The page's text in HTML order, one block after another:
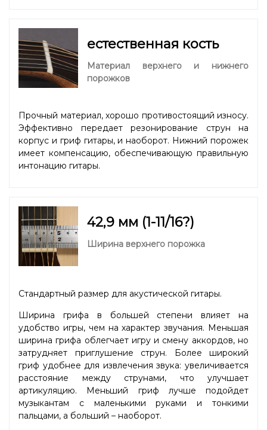
естественная кость
Материал верхнего и нижнего
порожков
Прочный материал, хорошо противостоящий износу.
Эффективно передает резонирование струн на
корпус и гриф гитары, и наоборот. Нижний порожек
имеет компенсацию, обеспечивающую правильную
интонацию гитары.
42,9 мм (1-11/16?)
Ширина верхнего порожка
Стандартный размер для акустической гитары.
Ширина грифа в большей степени влияет на
удобство игры, чем на характер звучания. Меньшая
ширина грифа облегчает игру и смену аккордов, но
затрудняет приглушение струн. Более широкий
гриф удобнее для извлечения звука: увеличивается
расстояние между струнами, что улучшает
артикуляцию. Меньший гриф лучше подойдет
музыкантам с маленькими руками и тонкими
пальцами, а больший – наоборот.